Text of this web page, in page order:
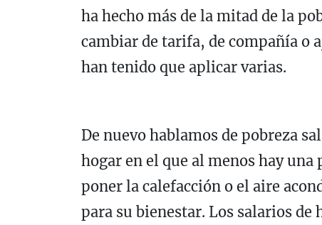
ha hecho más de la mitad de la
cambiar de tarifa, de compañía o
han tenido que aplicar varias.
De nuevo hablamos de pobreza
hogar en el que al menos hay
poner la calefacción o el aire
para su bienestar. Los salarios